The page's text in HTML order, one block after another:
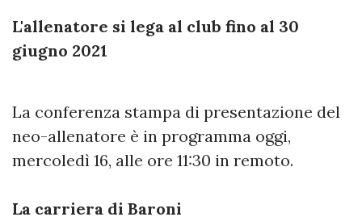
L'allenatore si lega al club fino al 30
giugno 2021
La conferenza stampa di presentazione del
neo-allenatore è in programma oggi,
mercoledì 16, alle ore 11:30 in remoto.
La carriera di Baroni